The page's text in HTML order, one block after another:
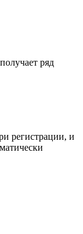
ряд
регистрации, и